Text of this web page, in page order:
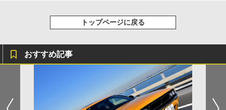
トップページに戻る
おすすめ記事